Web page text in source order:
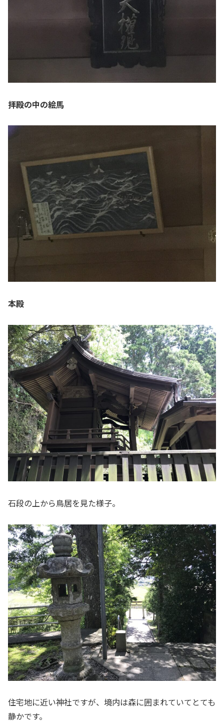
拝殿の中の絵馬
本殿
石段の上から鳥居を見た様子。
住宅地に近い神社ですが、境内は森に囲まれていてとても
静かです。